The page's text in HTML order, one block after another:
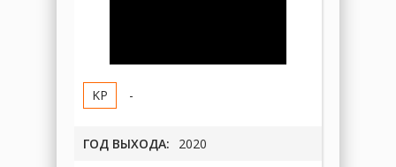
-
ГОД ВЫХОДА: 2020